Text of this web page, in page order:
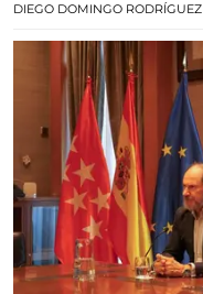
DIEGO DOMINGO RODRÍGUEZ